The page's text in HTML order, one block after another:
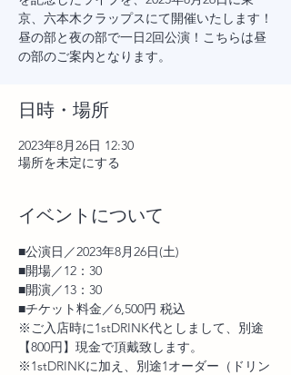
京、六本木クラップスにて開催いたします！
昼の部と夜の部で一日2回公演！こちらは昼
の部のご案内となります。
日時・場所
2023年8月26日 12:30
場所を未定にする
イベントについて
■公演日／2023年8月26日(土)
■開場／12：30
■開演／13：30
■チケット料金／6,500円 税込
※ご入店時に1stDRINK代としまして、別途
【800円】現金で頂戴致します。
※1stDRINKに加え、別途1オーダー（ドリン